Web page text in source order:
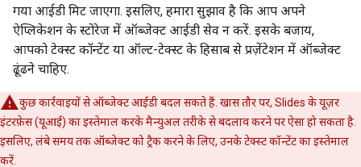
गया आईडी मिट जाएगा. इसलिए, हमारा सुझाव है कि आप अपने
ऐप्लिकेशन के स्टोरेज में ऑब्जेक्ट आईडी सेव न करें. इसके बजाय,
आपको टेक्स्ट कॉन्टेंट या ऑल्ट-टेक्स्ट के हिसाब से प्रज़ेंटेशन में ऑब्जेक्ट
ढूंढने चाहिए.
कुछ कार्रवाइयों से ऑब्जेक्ट आईडी बदल सकते हैं. खास तौर पर, Slides के यूज़र
इंटरफ़ेस (यूआई) का इस्तेमाल करके मैन्युअल तरीके से बदलाव करने पर ऐसा हो सकता है.
इसलिए, लंबे समय तक ऑब्जेक्ट को ट्रैक करने के लिए, उनके टेक्स्ट कॉन्टेंट का इस्तेमाल
करें.